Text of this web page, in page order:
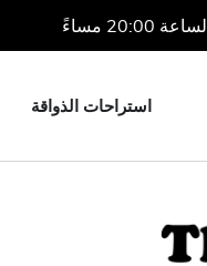
استراحات الذواقة